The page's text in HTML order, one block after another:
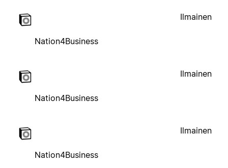
Nation4Business
Ilmainen
Nation4Business
Ilmainen
Nation4Business
Ilmainen